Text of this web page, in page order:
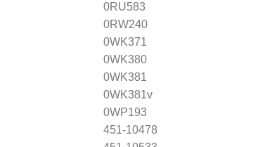
0RU583
0RW240
0WK371
0WK380
0WK381
0WK381v
0WP193
451-10478